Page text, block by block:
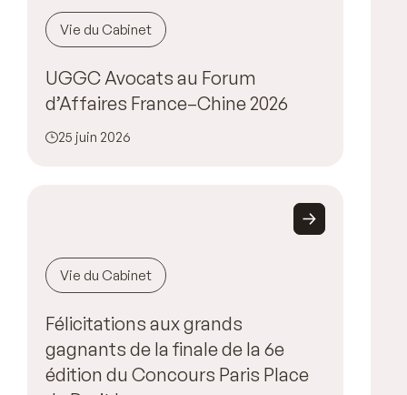
Vie du Cabinet
UGGC Avocats au Forum
d’Affaires France–Chine 2026
25 juin 2026
Vie du Cabinet
Félicitations aux grands
gagnants de la finale de la 6e
édition du Concours Paris Place